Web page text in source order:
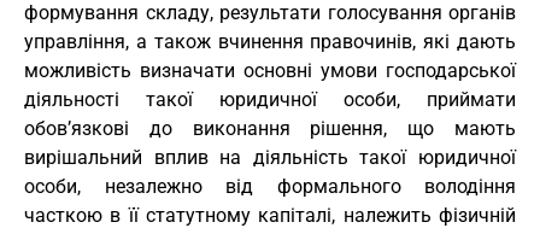
формування складу, результати голосування органів
управління, а також вчинення правочинів, які дають
можливість визначати основні умови господарської
діяльності такої юридичної особи, приймати
обов’язкові до виконання рішення, що мають
вирішальний вплив на діяльність такої юридичної
особи, незалежно від формального володіння
часткою в її статутному капіталі, належить фізичній